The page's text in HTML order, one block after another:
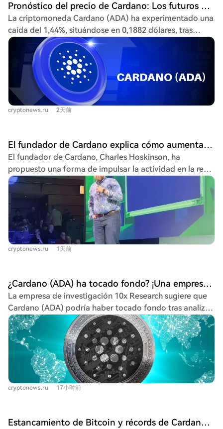
realiza una transferencia de vuelta, dicho token se
quema y los $ADA se desbloquean en Cardano. Cardano
es una blockchain orientada a contratos inteligentes y
aplicaciones descentralizadas, mientras que Injective es
una red construida para aplicaciones y mercados
financieros. En el futuro, esta conexión podría permitir el
uso de activos de Cardano en las aplicaciones,
mercados y protocolos de liquidez soportados por
Injective.
Pronóstico del precio de Cardano: Los futuros de ADA aumentaron un 380% en una semana — ¿Realmente se acerca por fin un gran movimiento?
La criptomoneda Cardano (ADA) ha experimentado una
caída del 1,44%, situándose en 0,1882 dólares, tras
retroceder a su media exponencial de 100 días. Este
movimiento sigue a un fuerte impulso previo tras el
rompimiento de un patrón triangular alcista. Los
analistas identifican niveles clave: una zona de compra
entre las medias de 20 y 50 días (alrededor de 0,1762-
0,1765 dólares), un primer objetivo en 0,22 dólares y
una segunda meta en 0,2581 dólares. El indicador
es el aumento del 380% en el volumen de futuros de
ADA en una semana, alcanzando los 650 millones de
dólares, lo que indica un fuerte interés de los traders
pero también una mayor volatilidad potencial.
Paralelamente, se anunció un hito técnico: Injective se
convirtió en la primera blockchain en establecer una
conexión IBC en vivo con la red de Cardano
(actualmente en testnet), permitiendo la transferencia
de activos entre ambas ecosistemas. El pronóstico es
objetivo de 0,22 dólares, impulsado por el alto volumen
de futuros y posibles catalizadores macroeconómicos. El
riesgo bajista advierte que una caída por debajo de
0,1762 dólares invalidaría la estructura de ruptura,
pudiendo llevar el precio hacia el soporte del Parabólico
SAR en 0,1641 dólares, especialmente si hay noticias
negativas o el interés abierto en futuros amplifica la
venta.
cryptonews.ru 2天前
El fundador de Cardano explica cómo aumentar la actividad en la red
El fundador de Cardano, Charles Hoskinson, ha
propuesto una forma de impulsar la actividad en la red.
A pesar de que la cadena de bloques Cardano está muy
por detrás de otras como Ethereum y Solana en cuanto
al valor total bloqueado (TVL), con proyectos líderes en
DeFi como Dano Finance, Minswap y Liqwid, Hoskinson
ve oportunidades de crecimiento sin competir
directamente. Espera que la iniciativa Cardano PRIME
de AlphaGrowth incremente el TVL hasta $290 millones
proyectos como RealFi, que traslada aplicaciones
financieras tradicionales a la cadena de bloques, y
Pogun, un puente para Bitcoin, aumenten la adopción.
Recientemente, los desarrolladores activaron la
actualización Van Rossem, destinada a reducir costos de
contratos inteligentes y preparar la red para futuras
mejoras.
cryptonews.ru 1天前
¿Cardano (ADA) ha tocado fondo? ¡Una empresa de análisis informa! Aquí está la información más reciente
La empresa de investigación 10x Research sugiere que
Cardano (ADA) podría haber tocado fondo tras analizar
su reciente repunte. Destacan que ADA cotiza por
encima de sus medias móviles de 7 y 30 días, con un
aumento del 20.8% en la última semana, impulsado por
acumulaciones de grandes inversores (más de 240
millones de ADA en cinco días). Este comportamiento se
interpreta como una señal alcista significativa. Entre los
factores que apoyan el crecimiento figuran avances
cryptonews.ru 17小时前
Estancamiento de Bitcoin y récords de Cardano: así comienza agosto en el mercado de criptomonedas